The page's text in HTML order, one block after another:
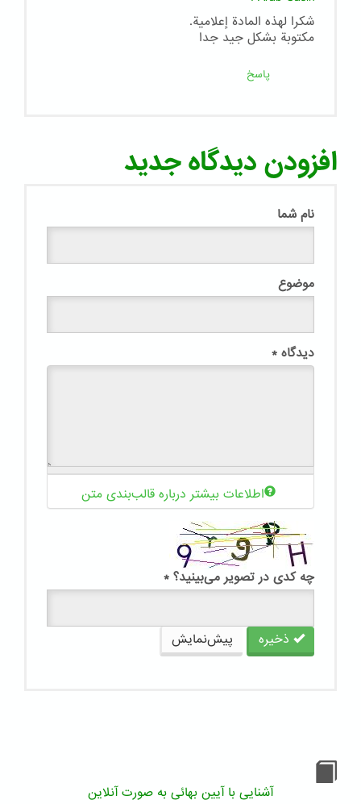
شكرا لهذه المادة إعلامية.
مكتوبة بشكل جيد جدا
پاسخ
افزودن دیدگاه جدید
نام شما
موضوع
دیدگاه *
اطلاعات بیشتر درباره قالب‌بندی متن
چه کدی در تصویر می‌بینید؟ *
ذخیره پیش‌نمایش
آشنایی با آیین بهائی به صورت آنلاین